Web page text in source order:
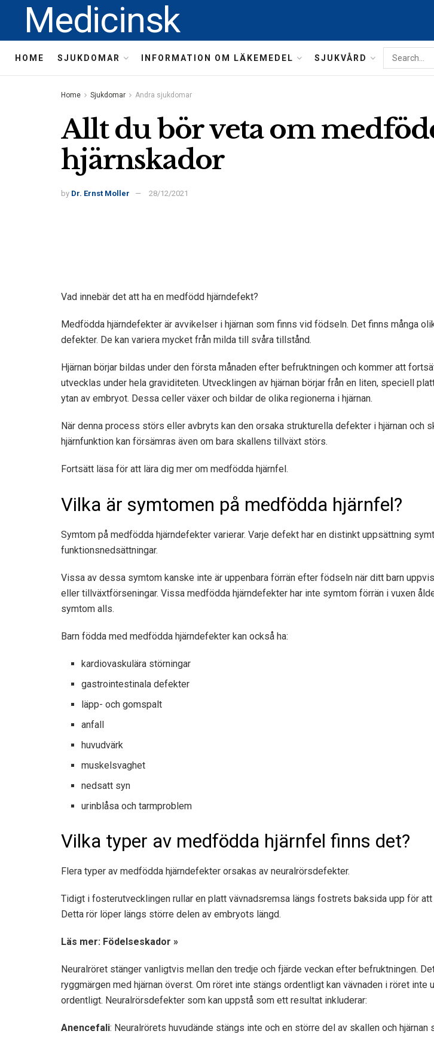
Medicinsk
HOME SJUKDOMAR INFORMATION OM LÄKEMEDEL SJUKVÅRD
Home Sjukdomar Andra sjukdomar
Allt du bör veta om
hjärnskador
by Dr. Ernst Moller 28/12/2021
Vad innebär det att ha en medfödd hjärndefekt?
Medfödda hjärndefekter är avvikelser i hjärnan som finns vid födseln. Det finns många
defekter. De kan variera mycket från milda till svåra tillstånd.
Hjärnan börjar bildas under den första månaden efter befruktningen och kommer att
utvecklas under hela graviditeten. Utvecklingen av hjärnan börjar från en liten, speciell
ytan av embryot. Dessa celler växer och bildar de olika regionerna i hjärnan.
När denna process störs eller avbryts kan den orsaka strukturella defekter i hjärnan och
hjärnfunktion kan försämras även om bara skallens tillväxt störs.
Fortsätt läsa för att lära dig mer om medfödda hjärnfel.
Vilka är symtomen på medfödda hjärnfel?
Symtom på medfödda hjärndefekter varierar. Varje defekt har en distinkt uppsättning
funktionsnedsättningar.
Vissa av dessa symtom kanske inte är uppenbara förrän efter födseln när ditt barn
eller tillväxtförseningar. Vissa medfödda hjärndefekter har inte symtom förrän i vuxen
symtom alls.
Barn födda med medfödda hjärndefekter kan också ha:
kardiovaskulära störningar
gastrointestinala defekter
läpp- och gomspalt
anfall
huvudvärk
muskelsvaghet
nedsatt syn
urinblåsa och tarmproblem
Vilka typer av medfödda hjärnfel finns det?
Flera typer av medfödda hjärndefekter orsakas av neuralrörsdefekter.
Tidigt i fosterutvecklingen rullar en platt vävnadsremsa längs fostrets baksida upp för att
Detta rör löper längs större delen av embryots längd.
Läs mer: Födelseskador »
Neuralröret stänger vanligtvis mellan den tredje och fjärde veckan efter befruktningen.
ryggmärgen med hjärnan överst. Om röret inte stängs ordentligt kan vävnaden i röret inte
ordentligt. Neuralrörsdefekter som kan uppstå som ett resultat inkluderar:
Anencefali: Neuralrörets huvudände stängs inte och en större del av skallen och hjärnan